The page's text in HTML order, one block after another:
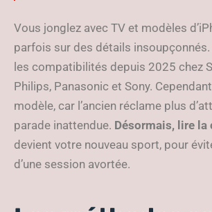
Vous jonglez avec TV et modèles
parfois sur des détails
les compatibilités depuis 2025 chez
Philips, Panasonic et Sony.
modèle, car l’ancien réclame plus
parade inattendue. Désormais, lire
devient votre nouveau sport, pour
d’une session avortée.